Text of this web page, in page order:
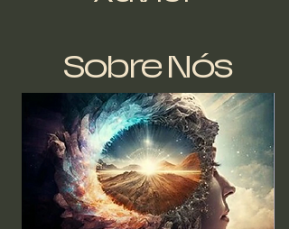
Sobre Nós